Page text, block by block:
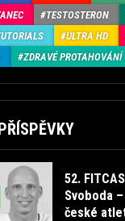
TESTOSTERON
ULTRA HD
ZDRAVÉ PROTAHOVÁNÍ
52.
Svoboda
české